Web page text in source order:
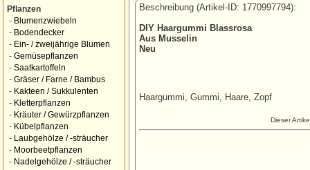
Pflanzen
- Blumenzwiebeln
- Bodendecker
- Ein- / zweijährige Blumen
- Gemüsepflanzen
- Saatkartoffeln
- Gräser / Farne / Bambus
- Kakteen / Sukkulenten
- Kletterpflanzen
- Kräuter / Gewürzpflanzen
- Kübelpflanzen
-
Laubgehölze / -sträucher
- Moorbeetpflanzen
- Nadelgehölze / -sträucher
Beschreibung (Artikel-ID: 1770997794):
DIY Haargummi Blassrosa
Aus Musselin
Neu
Haargummi, Gummi, Haare, Zopf
Dieser